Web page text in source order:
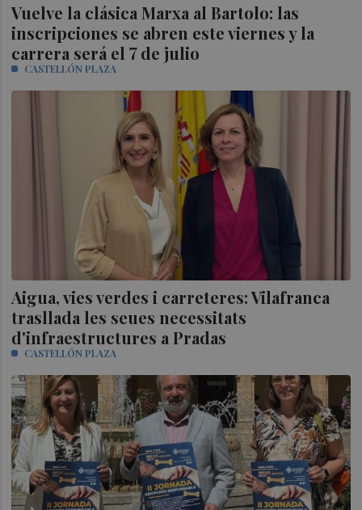
Vuelve la clásica Marxa al Bartolo: las
inscripciones se abren este viernes y la
carrera será el 7 de julio
CASTELLÓN PLAZA
Aigua, vies verdes i carreteres: Vilafranca
trasllada les seues necessitats
d'infraestructures a Pradas
CASTELLÓN PLAZA